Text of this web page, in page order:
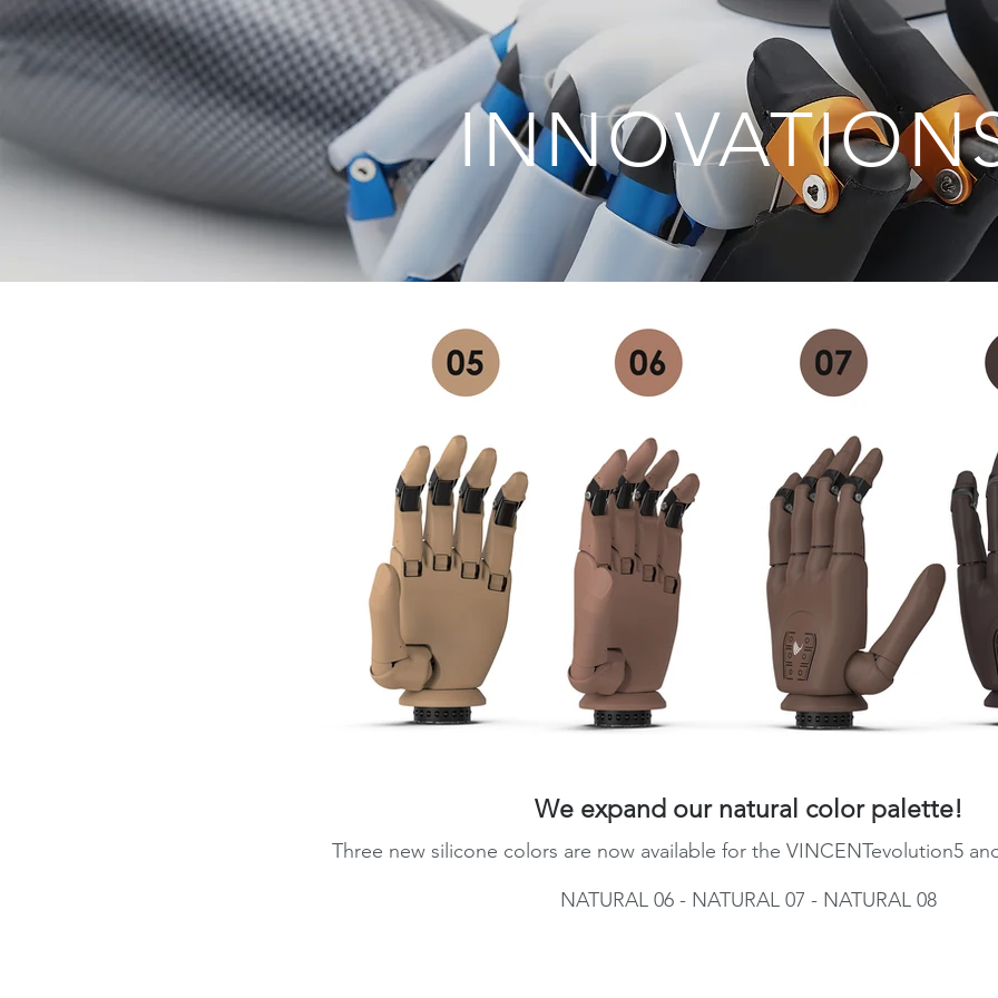
We expand our natural color palette!
Three new silicone colors are now available for the VINCENTevolution5
NATURAL 06 - NATURAL 07 - NATURAL 08